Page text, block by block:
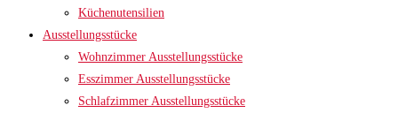
Küchenutensilien
Ausstellungsstücke
Wohnzimmer Ausstellungsstücke
Esszimmer Ausstellungsstücke
Schlafzimmer Ausstellungsstücke